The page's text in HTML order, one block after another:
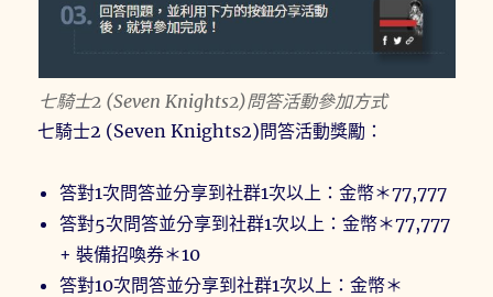
七騎士2 (Seven Knights2)問答活動參加方式
七騎士2 (Seven Knights2)問答活動獎勵：
答對1次問答並分享到社群1次以上：金幣＊77,777
答對5次問答並分享到社群1次以上：金幣＊77,777
+ 裝備招喚券＊10
答對10次問答並分享到社群1次以上：金幣＊